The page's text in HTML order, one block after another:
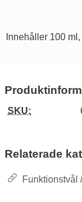
Innehåller 100
SKU:
Relaterade
Funktionstvål